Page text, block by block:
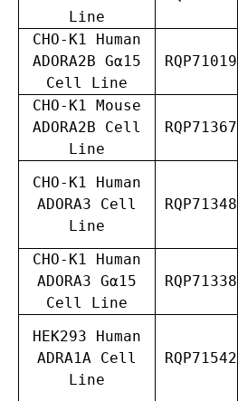
Line
CHO-K1 Human
ADORA2B Gα15
Cell Line
RQP71019
CHO-K1 Mouse
ADORA2B Cell
Line
RQP71367
CHO-K1 Human
ADORA3 Cell
Line
RQP71348
CHO-K1 Human
ADORA3 Gα15
Cell Line
RQP71338
HEK293 Human
ADRA1A Cell
Line
RQP71542